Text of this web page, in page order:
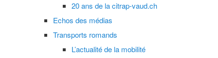
20 ans de la citrap-vaud.ch
Echos des médias
Transports romands
L’actualité de la mobilité